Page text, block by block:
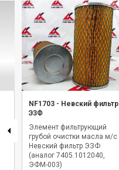
LOMBARDINI 1072175184
LOMBARDINI 2175117
LOMBARDINI 107175107
LOMBARDIN
NF1703 - Невский фильтр
ЭЗФ
Элемент фильтрующий
грубой очистки масла м/с
Невский фильтр ЭЗФ
(аналог 7405.1012040,
ЭФМ-003)